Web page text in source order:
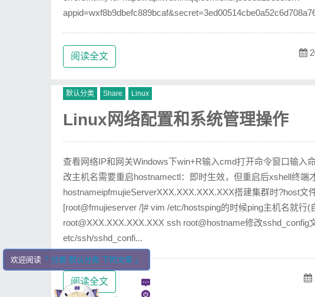
阅读全文
默认分类 Share Linux
Linux网络配置和系统管理操作
查看网络IP和网关Windows下win+R输入cmd打开命令窗口输入
改主机名需要重启hostnamectl：即时生效，但重启后xshell终端
hostnameipfmujieServerXXX.XXX.XXX.XXX搭建集群时?host文
[root@fmujieserver /]# vim /etc/hostsping的时候ping主机名就行
root@XXX.XXX.XXX.XXX ssh root@hostname修改sshd_config
etc/ssh/sshd_confi...
阅读全文
欢迎阅读 「 分类 默认分类 下的文章 」